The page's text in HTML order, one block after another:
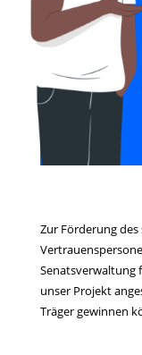
Zur Förderung
Senatsverwaltung
unser Projekt
Träger gewinnen